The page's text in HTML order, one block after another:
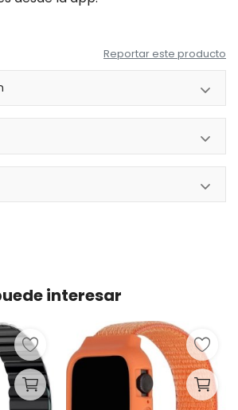
Reportar este producto
interesar